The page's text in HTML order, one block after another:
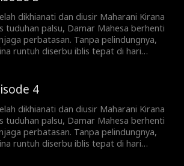
naik menuju keabadian langit.
dikhianati dan diusir Maharani Kirana
tuduhan palsu, Damar Mahesa berhenti
perbatasan. Tanpa pelindungnya,
runtuh diserbu iblis tepat di hari
musuh dan mendirikan dinasti baru,
naik menuju keabadian langit.
4
dikhianati dan diusir Maharani Kirana
tuduhan palsu, Damar Mahesa berhenti
perbatasan. Tanpa pelindungnya,
runtuh diserbu iblis tepat di hari